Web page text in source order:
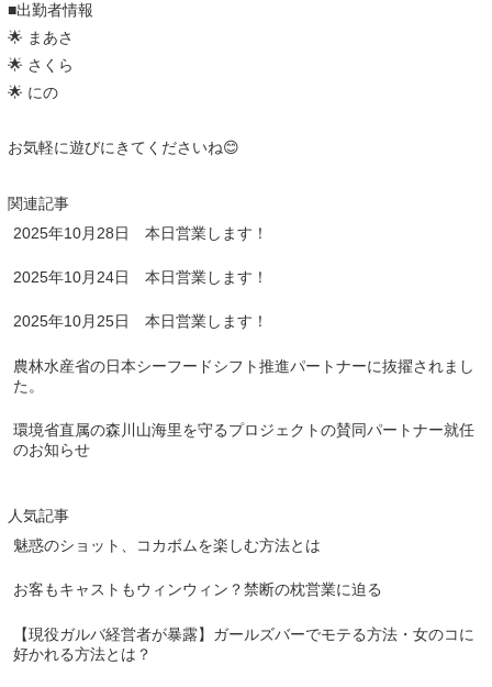
■出勤者情報
🌟 まあさ
🌟 さくら
🌟 にの
お気軽に遊びにきてくださいね😊
関連記事
2025年10月28日 本日営業します！
2025年10月24日 本日営業します！
2025年10月25日 本日営業します！
農林水産省の日本シーフードシフト推進パートナーに抜擢されまし
た。
環境省直属の森川山海里を守るプロジェクトの賛同パートナー就任
のお知らせ
人気記事
魅惑のショット、コカボムを楽しむ方法とは
お客もキャストもウィンウィン？禁断の枕営業に迫る
【現役ガルバ経営者が暴露】ガールズバーでモテる方法・女のコに
好かれる方法とは？